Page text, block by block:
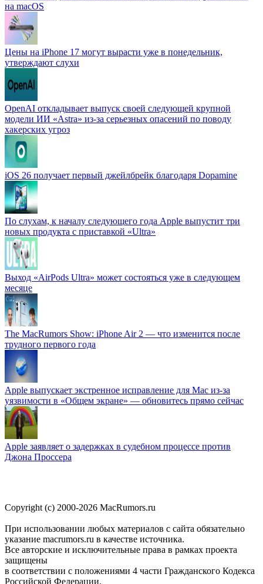
на macOS
Цены на iPhone 17 могут вырасти уже в понедельник,
утверждают слухи
OpenAI откладывает выпуск своей следующей крупной
модели ИИ «Astra» из-за серьезных опасений по поводу
хакерских угроз
iOS 26 получает первый джейлбрейк благодаря Dopamine
По слухам, к началу следующего года Apple выпустит три
новых продукта с приставкой «Ultra»
Выход «AirPods Ultra» может состояться уже в следующем
месяце
The MacRumors Show: iPhone Air 2 — что изменится после
трудного первого года
Apple выпускает экстренное исправление для Mac из-за
уязвимости в «Общем экране» — обновитесь прямо сейчас
Apple заявляет о задержках в судебном процессе против
Джона Проссера
Copyright (c) 2000-2026 MacRumors.ru
При использовании любых материалов с сайта обязательно
указание macrumors.ru в качестве источника.
Все авторские и исключительные права в рамках проекта
защищены
в соответствии с положениями 4 части Гражданского Кодекса
Российской Федерации.